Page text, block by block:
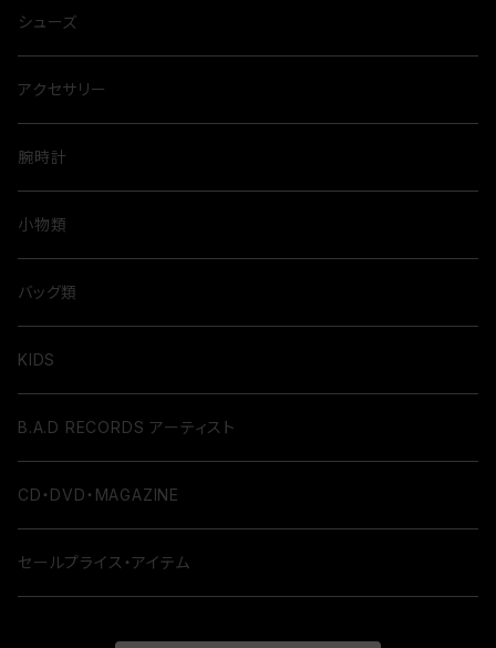
シューズ
アクセサリー
腕時計
小物類
バッグ類
KIDS
B.A.D RECORDS アーティスト
CD・DVD・MAGAZINE
セールプライス・アイテム